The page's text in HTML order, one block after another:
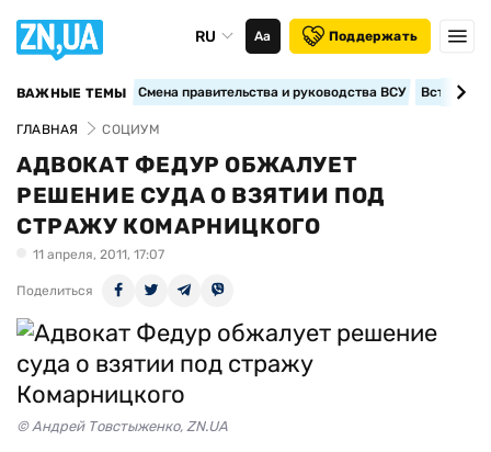
RU Аа Поддержать
ВАЖНЫЕ ТЕМЫ Смена правительства и руководства ВСУ
ГЛАВНАЯ СОЦИУМ
АДВОКАТ ФЕДУР ОБЖАЛУЕТ
РЕШЕНИЕ СУДА О ВЗЯТИИ ПОД
СТРАЖУ КОМАРНИЦКОГО
11 апреля, 2011, 17:07
Поделиться
© Андрей Товстыженко, ZN.UA